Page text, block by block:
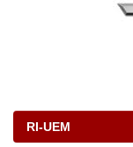
RI-UEM